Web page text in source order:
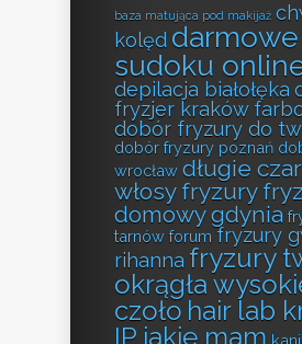
baza matująca pod makijaż
kolęd darmowe
sudoku
depilacja białołęka
fryzjer kraków
dobór fryzury do
dobór fryzury poznań
wrocław długie
włosy fryzury
domowy gdynia
tarnów forum fryzury
rihanna fryzury
okrągła
czoło hair lab
IP jakie mam